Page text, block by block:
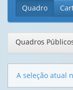
Quadro
Quadros
A seleção atual